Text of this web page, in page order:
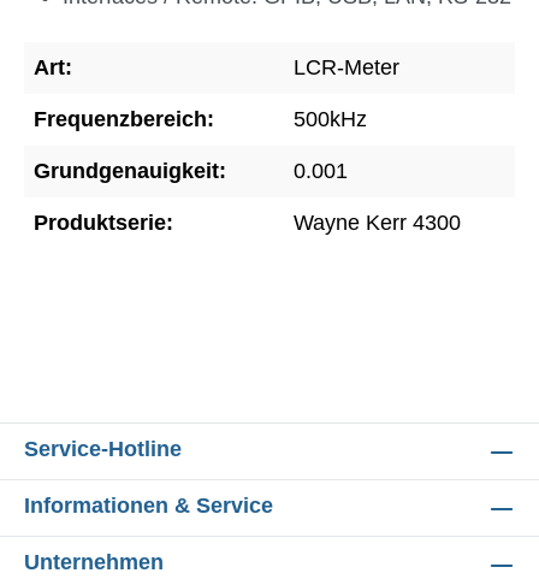
Art: LCR-Meter
Frequenzbereich: 500kHz
Grundgenauigkeit: 0.001
Produktserie: Wayne Kerr 4300
Service-Hotline
Informationen & Service
Unternehmen